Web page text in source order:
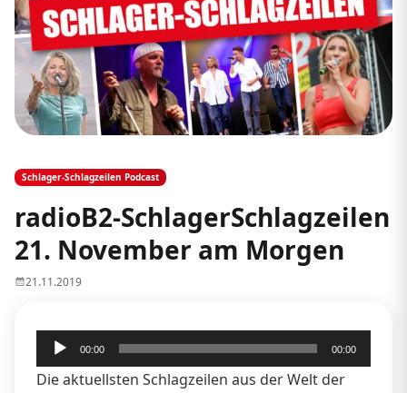
Schlager-Schlagzeilen Podcast
radioB2-SchlagerSchlagzeilen
21. November am Morgen
21.11.2019
Audio-
Player
00:00 00:00
Die aktuellsten Schlagzeilen aus der Welt der